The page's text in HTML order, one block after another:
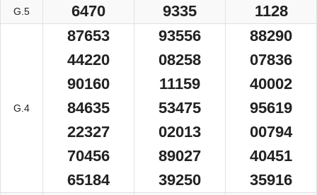
G.5 6470 9335 1128
G.4
87653
44220
90160
84635
22327
70456
65184
93556
08258
11159
53475
02013
89027
39250
88290
07836
40002
95619
00794
40451
35916